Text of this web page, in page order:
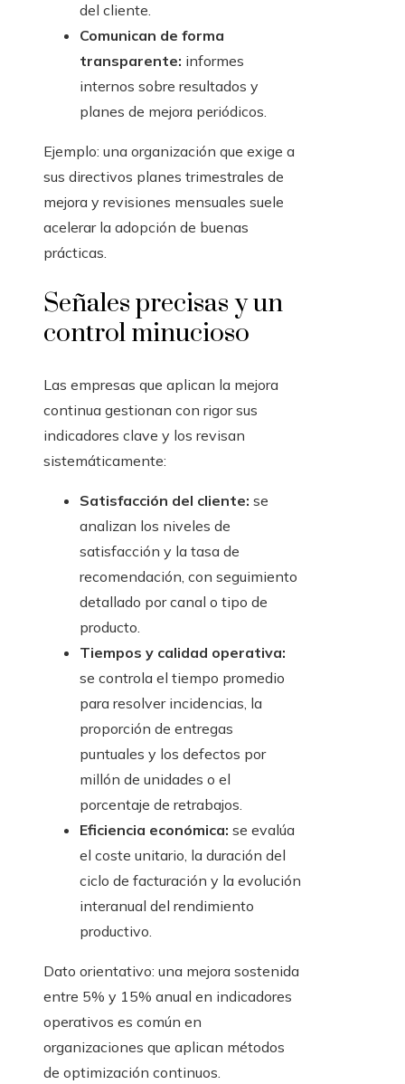
del cliente.
Comunican de forma
transparente: informes
internos sobre resultados y
planes de mejora periódicos.
Ejemplo: una organización que exige a
sus directivos planes trimestrales de
mejora y revisiones mensuales suele
acelerar la adopción de buenas
prácticas.
Señales precisas y un
control minucioso
Las empresas que aplican la mejora
continua gestionan con rigor sus
indicadores clave y los revisan
sistemáticamente:
Satisfacción del cliente: se
analizan los niveles de
satisfacción y la tasa de
recomendación, con seguimiento
detallado por canal o tipo de
producto.
Tiempos y calidad operativa:
se controla el tiempo promedio
para resolver incidencias, la
proporción de entregas
puntuales y los defectos por
millón de unidades o el
porcentaje de retrabajos.
Eficiencia económica: se evalúa
el coste unitario, la duración del
ciclo de facturación y la evolución
interanual del rendimiento
productivo.
Dato orientativo: una mejora sostenida
entre 5% y 15% anual en indicadores
operativos es común en
organizaciones que aplican métodos
de optimización continuos.